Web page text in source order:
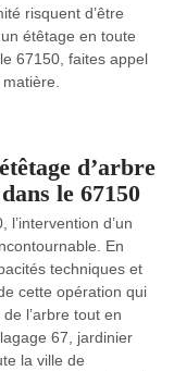
risquent d’être
étêtage en toute
67150, faites appel
d’arbre
le 67150
d’un
En
techniques et
cette opération qui
l’arbre tout en
67, jardinier
la ville de